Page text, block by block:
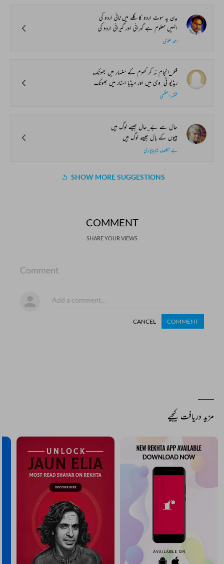
بدن پہ سوٹ اردو کا گلے میں ٹائی اردو کی
انہیں معلوم ہے گہرائی اور گیرائی اردو کی
احمد علوی
فکر_انجام نہ کر گھوم کے سنسار میں بھونک
ریڈیو ٹی_وی میں اور میڈیا اسٹار میں بھونک
مختصر اعظمی
حال سے بے_حال جیسے لوگ ہیں
ہپیوں کے بال جیسے لوگ ہیں
بے تکلف شاجاپوری
SHOW MORE SUGGESTIONS
COMMENT
SHARE YOUR VIEWS
Comment
CANCEL COMMENT
مزید دریافت کیجیے